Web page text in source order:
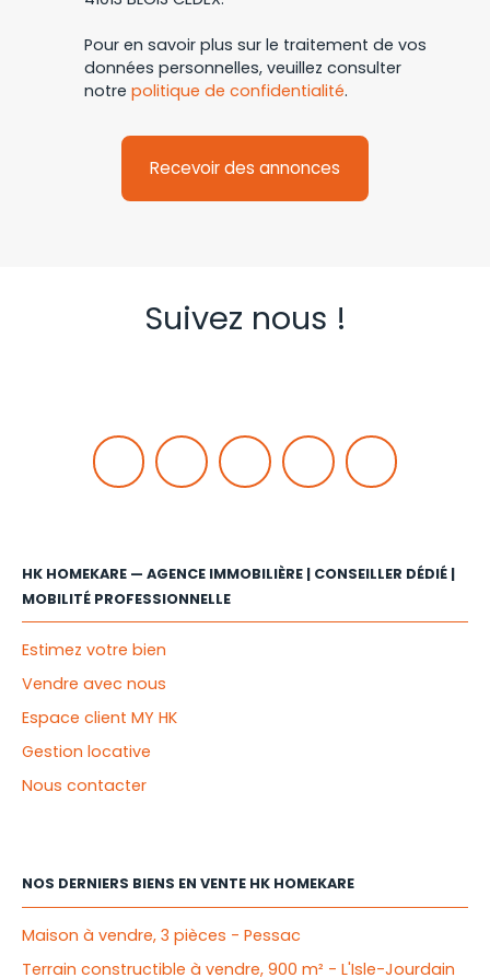
Pour en savoir plus sur le traitement de vos
données personnelles, veuillez consulter
notre politique de confidentialité.
Recevoir des annonces
Suivez nous !
HK HOMEKARE — AGENCE IMMOBILIÈRE | CONSEILLER DÉDIÉ |
MOBILITÉ PROFESSIONNELLE
Estimez votre bien
Vendre avec nous
Espace client MY HK
Gestion locative
Nous contacter
NOS DERNIERS BIENS EN VENTE HK HOMEKARE
Maison à vendre, 3 pièces - Pessac
Terrain constructible à vendre, 900 m² - L'Isle-Jourdain